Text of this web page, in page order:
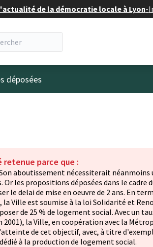
de la démocratie locale à Lyon-
déposées
parce que :
aboutissement nécessiterait néanmoins
les propositions déposées dans le cadre
le delai de mise en oeuvre de 2 ans. En
Ville est soumise à la loi Solidarité et
de 25 % de logement social. Avec un
2001), la Ville, en coopération avec la
de cet objectif, avec, à titre
à la production de logement social.